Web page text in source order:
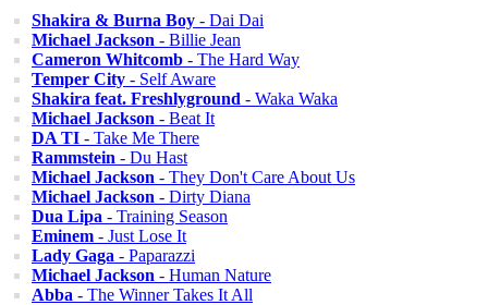
Shakira & Burna Boy - Dai Dai
Michael Jackson - Billie Jean
Cameron Whitcomb - The Hard Way
Temper City - Self Aware
Shakira feat. Freshlyground - Waka Waka
Michael Jackson - Beat It
DA TI - Take Me There
Rammstein - Du Hast
Michael Jackson - They Don't Care About Us
Michael Jackson - Dirty Diana
Dua Lipa - Training Season
Eminem - Just Lose It
Lady Gaga - Paparazzi
Michael Jackson - Human Nature
Abba - The Winner Takes It All